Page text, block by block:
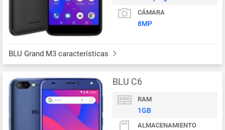
CÁMARA
8MP
BLU Grand M3 características
BLU C6
RAM
1GB
ALMACENAMIENTO